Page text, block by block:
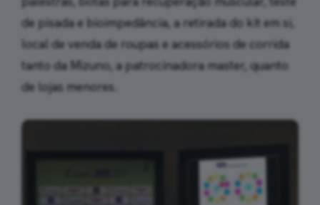
de pisada e bioimpedância, a retirada do kit em si,
local de venda de roupas e acessórios de corrida
tanto da Mizuno, a patrocinadora master, quanto
de lojas menores.